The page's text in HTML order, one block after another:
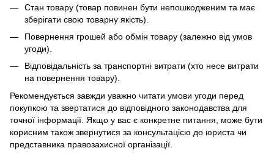
Стан товару (товар повинен бути непошкодженим та має
зберігати свою товарну якість).
Повернення грошей або обмін товару (залежно від умов
угоди).
Відповідальність за транспортні витрати (хто несе витрати
на повернення товару).
Рекомендується завжди уважно читати умови угоди перед
покупкою та звертатися до відповідного законодавства для
точної інформації. Якщо у вас є конкретне питання, може бути
корисним також звернутися за консультацією до юриста чи
представника правозахисної організації.